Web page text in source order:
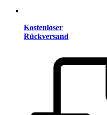
Kostenloser
Rückversand